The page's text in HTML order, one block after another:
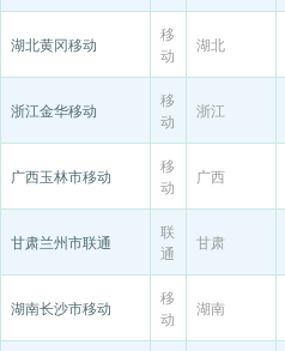
湖北黄冈移动
移
动
湖北
浙江金华移动
移
动
浙江
广西玉林市移动
移
动
广西
甘肃兰州市联通
联
通
甘肃
湖南长沙市移动
移
动
湖南